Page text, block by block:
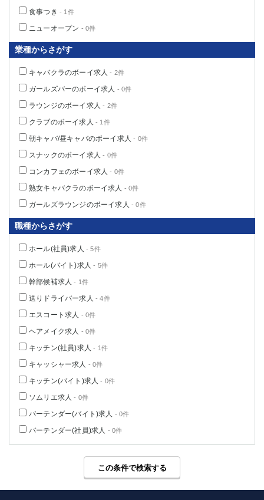
食事つき - 1件
ニューオープン - 0件
業種からさがす
キャバクラのボーイ求人 - 2件
ガールズバーのボーイ求人 - 0件
ラウンジのボーイ求人 - 2件
クラブのボーイ求人 - 1件
朝キャバ/昼キャバのボーイ求人 - 0件
スナックのボーイ求人 - 0件
コンカフェのボーイ求人 - 0件
熟女キャバクラのボーイ求人 - 0件
ガールズラウンジのボーイ求人 - 0件
職種からさがす
ホール(社員)求人 - 5件
ホール(バイト)求人 - 5件
幹部候補求人 - 1件
送りドライバー求人 - 4件
エスコート求人 - 0件
ヘアメイク求人 - 0件
キッチン(社員)求人 - 1件
キャッシャー求人 - 0件
キッチン(バイト)求人 - 0件
ソムリエ求人 - 0件
バーテンダー(バイト)求人 - 0件
バーテンダー(社員)求人 - 0件
この条件で検索する